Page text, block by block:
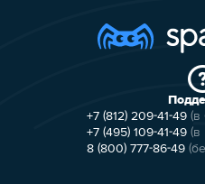
+7 (812) 209-41-49 (в
+7 (495) 109-41-49 (в
8 (800) 777-86-49